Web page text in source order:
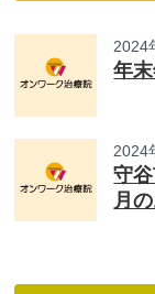
2024
年
2024
守
月